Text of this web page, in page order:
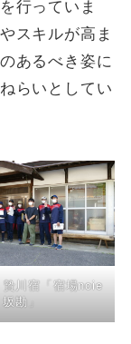
行っていま
スキルが高ま
あるべき姿に
らいとしてい
贄川宿「宿場noie
坂勘」